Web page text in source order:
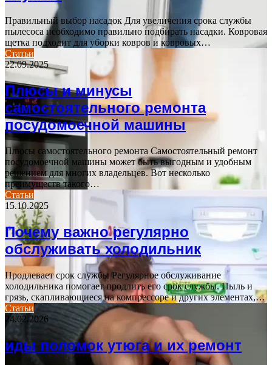
Правильный выбор насадок Для увеличения срока службы
пылесоса необходимо правильно подбирать насадки. Ковровая
щетка подходит для уборки ковров и ковровых…
Статьи
22.09.2025
Плюсы и минусы
самостоятельного ремонта
посудомоечной машины
Плюсы самостоятельного ремонта Самостоятельный ремонт
посудомоечной машины может быть выгодным и удобным
решением для многих владельцев. Вот несколько
преимуществ такого…
Статьи
15.10.2025
Почему важно регулярно
обслуживать холодильник
Продлевает срок службы Регулярное обслуживание
холодильника помогает продлить его срок службы. Пыль и
грязь, скапливающиеся на компрессоре и других элементах,…
Статьи
24.02.2026
иды поломок утюга и их ремонт